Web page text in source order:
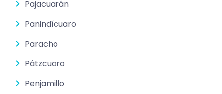
Pajacuarán
Panindícuaro
Paracho
Pátzcuaro
Penjamillo